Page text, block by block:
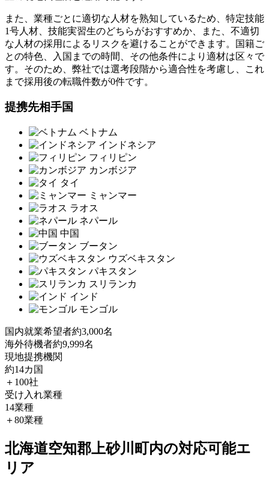
また、業種ごとに適切な人材を熟知しているため、特定技能
1号人材、技能実習生のどちらがおすすめか、また、不適切
な人材の採用によるリスクを避けることができます。国籍ご
との特色、入国までの時間、その他条件により適材は区々で
す。そのため、弊社では選考段階から適合性を考慮し、これ
まで採用後の転職件数が0件です。
提携先相手国
ベトナム
インドネシア
フィリピン
カンボジア
タイ
ミャンマー
ラオス
ネパール
中国
ブータン
ウズベキスタン
パキスタン
スリランカ
インド
モンゴル
国内就業希望者約3,000名
海外待機者約9,999名
現地提携機関
約14カ国
＋100社
受け入れ業種
14業種
＋80業種
北海道空知郡上砂川町内の対応可能エ
リア